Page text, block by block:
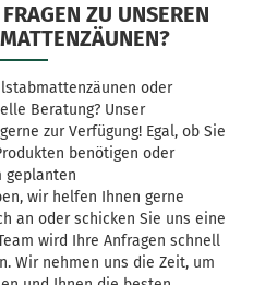
ZU UNSEREN
oder
Beratung? Unser
zur Verfügung! Egal, ob Sie
benötigen oder
geplanten
wir helfen Ihnen gerne
an oder schicken Sie uns eine
wird Ihre Anfragen schnell
Wir nehmen uns die Zeit, um